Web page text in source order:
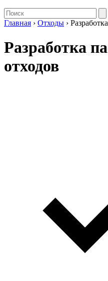
Главная › Отходы ›
Разработка
отходов